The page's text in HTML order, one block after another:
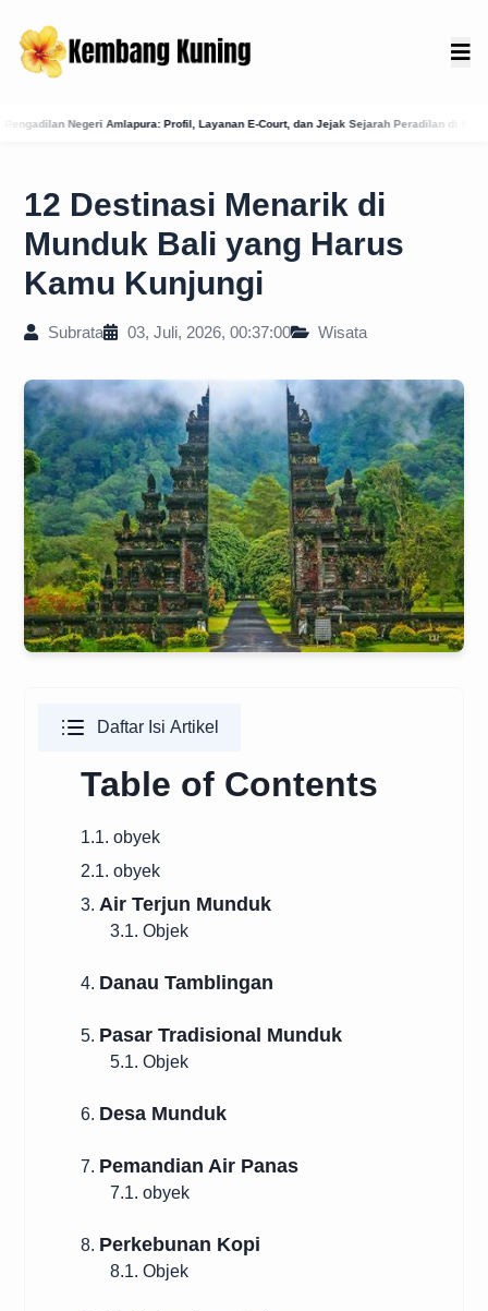
Layanan E-Court, dan Jejak Sejarah Peradilan di Karangasem Membongkar
12 Destinasi Menarik di
Munduk Bali yang Harus
Kamu Kunjungi
Subrata 03, Juli, 2026, 00:37:00 Wisata
Daftar Isi Artikel
Table of Contents
1.1. obyek
2.1. obyek
3. Air Terjun Munduk
3.1. Objek
4. Danau Tamblingan
5. Pasar Tradisional Munduk
5.1. Objek
6. Desa Munduk
7. Pemandian Air Panas
7.1. obyek
8. Perkebunan Kopi
8.1. Objek